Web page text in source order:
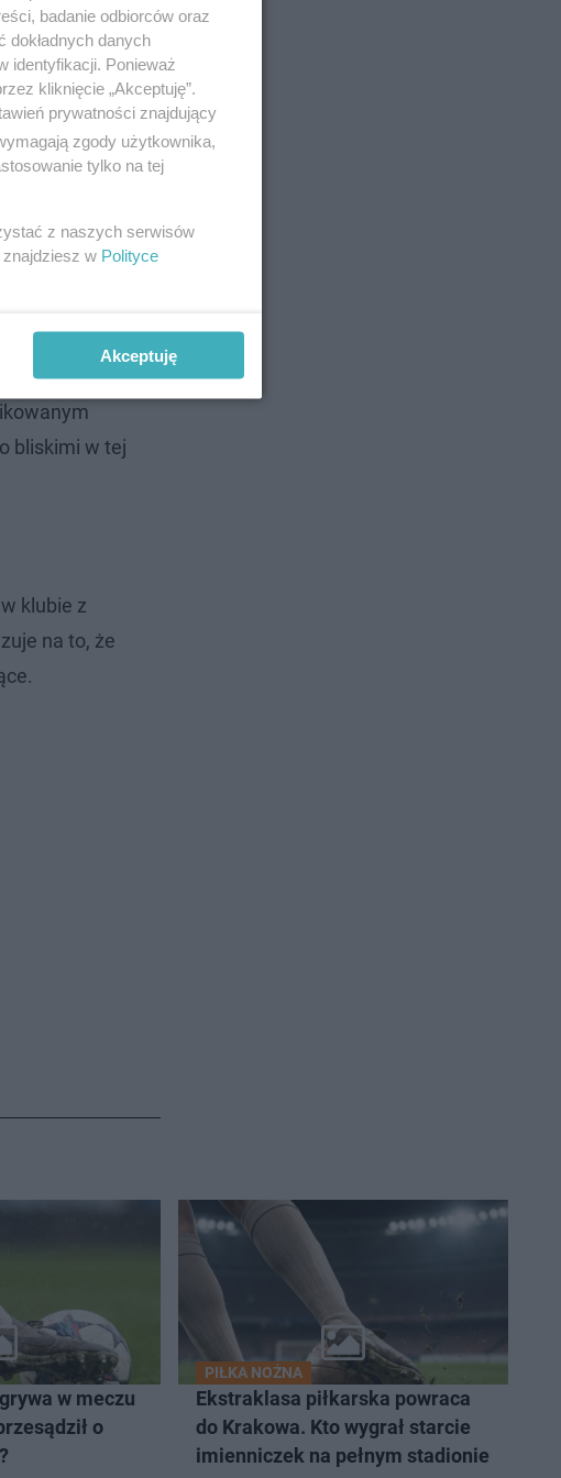
bliskimi w tej
klubie z
na to, że
w meczu
o
PIŁKA NOŻNA
Ekstraklasa piłkarska powraca
do Krakowa. Kto wygrał starcie
imienniczek na pełnym stadionie
badanie odbiorców oraz
dokładnych danych
identyfikacji. Ponieważ
kliknięcie „Akceptuję”.
prywatności znajdujący
zgody użytkownika,
tylko na tej
z naszych serwisów
znajdziesz w Polityce
Akceptuję